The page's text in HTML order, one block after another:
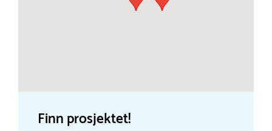
Finn prosjektet!